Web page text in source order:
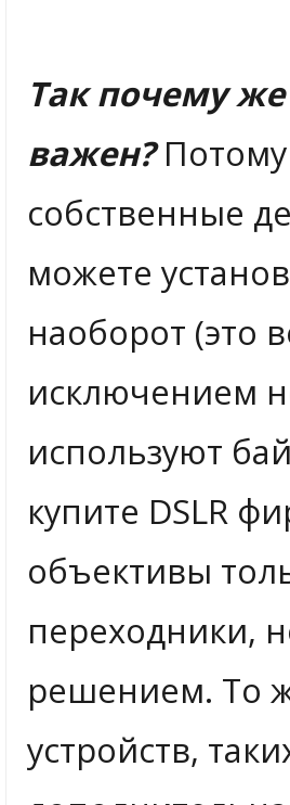
Так почему
важен?Потому
собственные
можете
наоборот (это
исключением
используют
купите DSLR
объективы
переходники,
решением. То
устройств,